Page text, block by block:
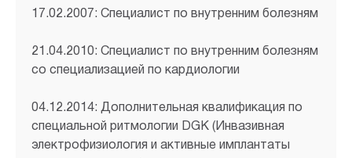
17.02.2007: Специалист по внутренним болезням
21.04.2010: Специалист по внутренним болезням
со специализацией по кардиологии
04.12.2014: Дополнительная квалификация по
специальной ритмологии DGK (Инвазивная
электрофизиология и активные имплантаты